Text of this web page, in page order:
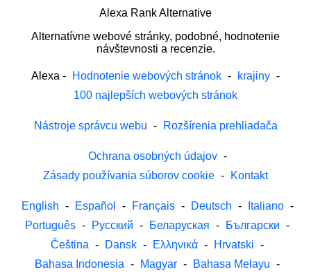
Alexa Rank Alternative
Alternatívne webové stránky, podobné, hodnotenie
návštevnosti a recenzie.
Alexa - Hodnotenie webových stránok - krajiny -
100 najlepších webových stránok
Nástroje správcu webu - Rozšírenia prehliadača
Ochrana osobných údajov -
Zásady používania súborov cookie - Kontakt
English - Español - Français - Deutsch - Italiano -
Português - Русский - Беларуская - Български -
Čeština - Dansk - Ελληνικά - Hrvatski -
Bahasa Indonesia - Magyar - Bahasa Melayu -